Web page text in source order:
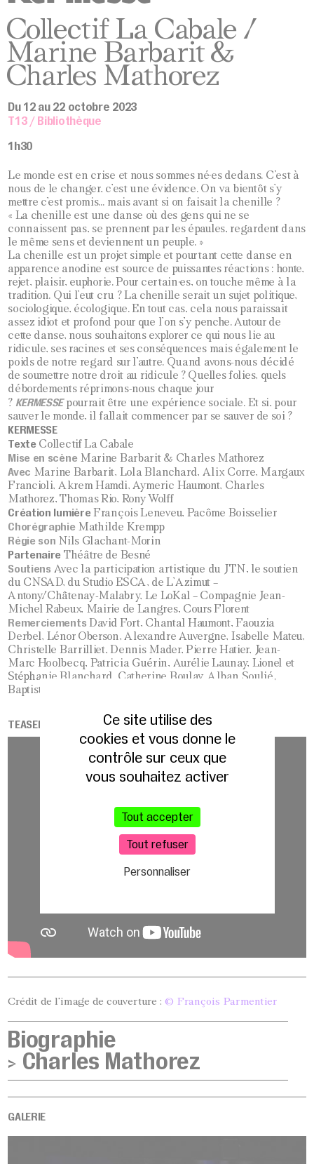
Collectif La Cabale /
Marine Barbarit &
Charles Mathorez
Du 12 au 22 octobre 2023
T13 / Bibliothèque
1h30
Le monde est en crise et nous sommes né·es dedans. C’est à
nous de le changer, c’est une évidence. On va bientôt s’y
mettre c’est promis… mais avant si on faisait la chenille ?
« La chenille est une danse où des gens qui ne se
connaissent pas, se prennent par les épaules, regardent dans
le même sens et deviennent un peuple. »
La chenille est un projet simple et pourtant cette danse en
apparence anodine est source de puissantes réactions : honte,
rejet, plaisir, euphorie. Pour certain·es, on touche même à la
tradition. Qui l’eut cru ? La chenille serait un sujet politique,
sociologique, écologique. En tout cas, cela nous paraissait
assez idiot et profond pour que l’on s’y penche. Autour de
cette danse, nous souhaitons explorer ce qui nous lie au
ridicule, ses racines et ses conséquences mais également le
poids de notre regard sur l’autre. Quand avons-nous décidé
de soumettre notre droit au ridicule ? Quelles folies, quels
débordements réprimons-nous chaque jour
? KERMESSEpourrait être une expérience sociale. Et si, pour
sauver le monde, il fallait commencer par se sauver de soi ?
KERMESSE
Texte Collectif La Cabale
Mise en scène Marine Barbarit & Charles Mathorez
Avec Marine Barbarit, Lola Blanchard, Alix Corre, Margaux
Francioli, Akrem Hamdi, Aymeric Haumont, Charles
Mathorez, Thomas Rio, Rony Wolff
Création lumièreFrançois Leneveu, Pacôme Boisselier
Chorégraphie Mathilde Krempp
Régie son Nils Glachant-Morin
Partenaire Théâtre de Besné
Soutiens Avec la participation artistique du JTN, le soutien
du CNSAD, du Studio ESCA, de L’Azimut –
Antony/Châtenay-Malabry, Le LoKal – Compagnie Jean-
Michel Rabeux, Mairie de Langres, Cours Florent
Remerciements David Fort, Chantal Haumont, Faouzia
Derbel, Lénor Oberson, Alexandre Auvergne, Isabelle Mateu,
Christelle Barrilliet, Dennis Mader, Pierre Hatier, Jean-
Marc Hoolbecq, Patricia Guérin, Aurélie Launay, Lionel et
Stéphanie Blanchard, Catherine Boulay, Alban Soulié,
Baptiste Bordet
TEASER
Crédit de l'image de couverture :© François Parmentier
Biographie
> Charles Mathorez
GALERIE
Ce site utilise des
cookies et vous donne le
contrôle sur ceux que
vous souhaitez activer
Tout accepter
Tout refuser
Personnaliser